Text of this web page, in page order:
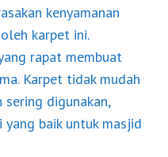
kenyamanan
karpet ini.
rapat membuat
Karpet tidak mudah
sering digunakan,
baik untuk masjid